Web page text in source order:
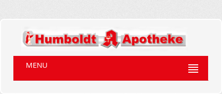
MENU